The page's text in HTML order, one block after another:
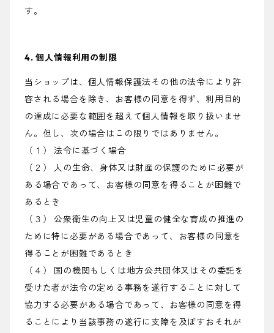
す。
4. 個人情報利用の制限
当ショップは、個人情報保護法その他の法令により許
容される場合を除き、お客様の同意を得ず、利用目的
の達成に必要な範囲を超えて個人情報を取り扱いませ
ん。但し、次の場合はこの限りではありません。
（１） 法令に基づく場合
（２） 人の生命、身体又は財産の保護のために必要が
ある場合であって、お客様の同意を得ることが困難で
あるとき
（３） 公衆衛生の向上又は児童の健全な育成の推進の
ために特に必要がある場合であって、お客様の同意を
得ることが困難であるとき
（４） 国の機関もしくは地方公共団体又はその委託を
受けた者が法令の定める事務を遂行することに対して
協力する必要がある場合であって、お客様の同意を得
ることにより当該事務の遂行に支障を及ぼすおそれが